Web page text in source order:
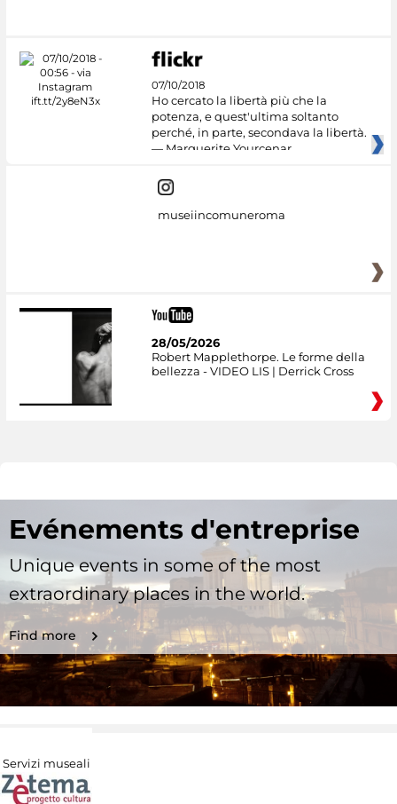
07/10/2018
Ho cercato la libertà più che la
potenza, e quest'ultima soltanto
perché, in parte, secondava la libertà.
— Marguerite Yourcenar
museiincomuneroma
28/05/2026
Robert Mapplethorpe. Le forme della
bellezza - VIDEO LIS | Derrick Cross
Evénements d'entreprise
Unique events in some of the most
extraordinary places in the world.
Find more
Servizi museali